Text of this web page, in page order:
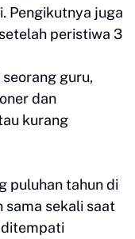
Pengikutnya juga
peristiwa 3
guru,
dan
kurang
puluhan tahun di
sama sekali saat